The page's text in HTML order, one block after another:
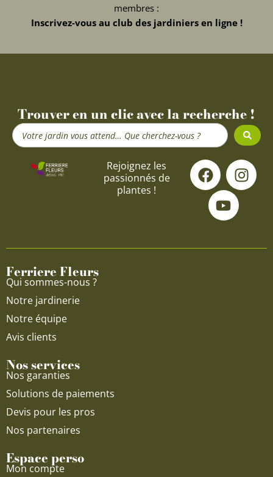
membres :
Inscrivez-vous au club des jardiniers en ligne !
Trouver en un clic avec la recherche !
Search
...
Rejoignez les
passionnés de
plantes !
F
a
c
e
o
I
n
s
g
Y
o
u
t
u
b
Ferriere Fleurs
Qui sommes-nous ?
Notre jardinerie
Notre équipe
Avis clients
Nos services
Nos garanties
Solutions de paiements
Devis pour les pros
Nos partenaires
Espace perso
Mon compte